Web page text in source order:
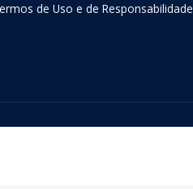
de Uso e de Responsabilidade